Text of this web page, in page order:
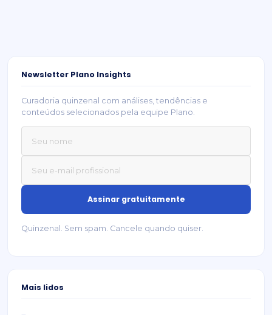
Newsletter Plano Insights
Curadoria quinzenal com análises, tendências e
conteúdos selecionados pela equipe Plano.
Quinzenal. Sem spam. Cancele quando quiser.
Mais lidos